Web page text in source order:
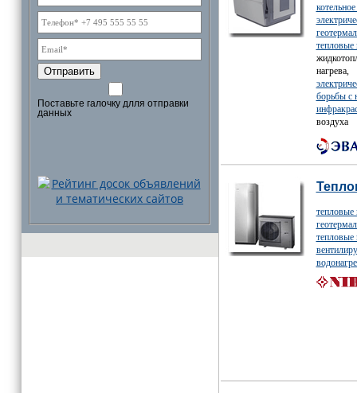
Отправить
Поставьте галочку длля отправки
данных
тепловые
нагрева,
борьбы с
воздуха
тепловые
тепловые